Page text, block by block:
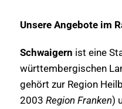
Unsere Angebote im
Schwaigern ist eine
württembergischen
gehört zur Region
2003 Region Franken)